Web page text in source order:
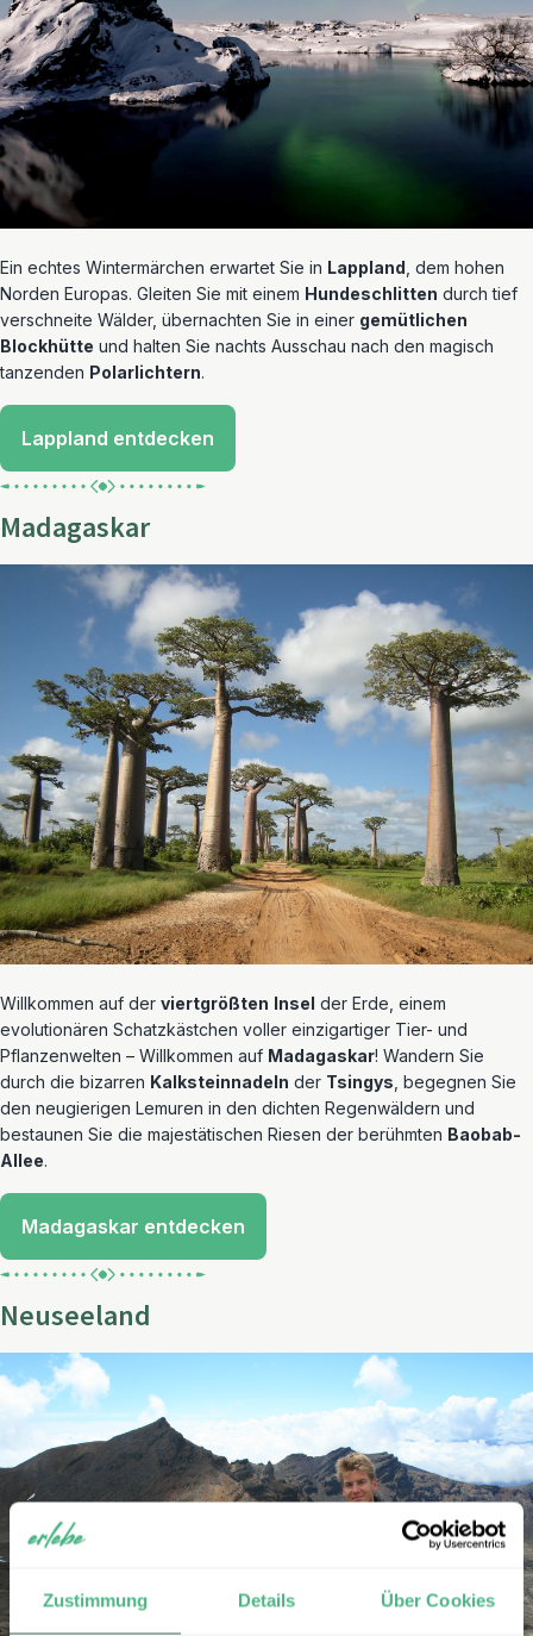
Zustimmung Details Über Cookies
Ein echtes Wintermärchen erwartet Sie in Lappland , dem hohen
Norden Europas. Gleiten Sie mit einem Hundeschlitten durch tief
verschneite Wälder, übernachten Sie in einer gemütlichen
Blockhütte und halten Sie nachts Ausschau nach den magisch
tanzenden Polarlichtern.
Lappland entdecken
Madagaskar
Willkommen auf der viertgrößten Insel der Erde, einem
evolutionären Schatzkästchen voller einzigartiger Tier- und
Pflanzenwelten – Willkommen auf Madagaskar! Wandern Sie
durch die bizarren Kalksteinnadeln der Tsingys , begegnen Sie
den neugierigen Lemuren in den dichten Regenwäldern und
bestaunen Sie die majestätischen Riesen der berühmten Baobab-
Allee.
Madagaskar entdecken
Neuseeland